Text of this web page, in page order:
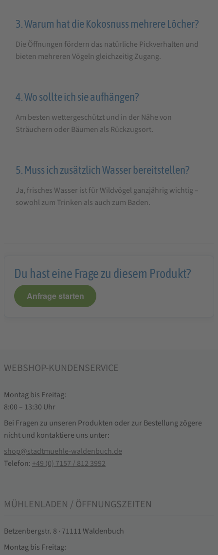
3. Warum hat die Kokosnuss mehrere Löcher?
Die Öffnungen fördern das natürliche Pickverhalten und
bieten mehreren Vögeln gleichzeitig Zugang.
4. Wo sollte ich sie aufhängen?
Am besten wettergeschützt und in der Nähe von
Sträuchern oder Bäumen als Rückzugsort.
5. Muss ich zusätzlich Wasser bereitstellen?
Ja, frisches Wasser ist für Wildvögel ganzjährig wichtig –
sowohl zum Trinken als auch zum Baden.
Du hast eine Frage zu diesem Produkt?
Anfrage starten
WEBSHOP-KUNDENSERVICE
Montag bis Freitag:
8:00 – 13:30 Uhr
Bei Fragen zu unseren Produkten oder zur Bestellung zögere
nicht und kontaktiere uns unter:
shop@stadtmuehle-waldenbuch.de
Telefon: +49 (0) 7157 / 812 3992
MÜHLENLADEN / ÖFFNUNGSZEITEN
Betzenbergstr. 8 · 71111 Waldenbuch
Montag bis Freitag: